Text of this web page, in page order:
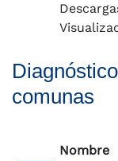
comunas
Nombre